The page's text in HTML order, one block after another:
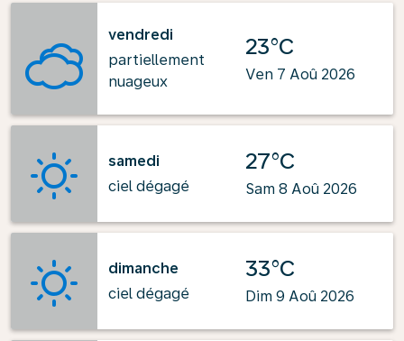
vendredi
partiellement
nuageux
23°C
Ven 7 Aoû 2026
samedi
ciel dégagé
27°C
Sam 8 Aoû 2026
dimanche
ciel dégagé
33°C
Dim 9 Aoû 2026